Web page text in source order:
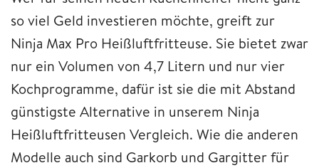
so viel Geld investieren möchte, greift zur
Ninja Max Pro Heißluftfritteuse. Sie bietet zwar
nur ein Volumen von 4,7 Litern und nur vier
Kochprogramme, dafür ist sie die mit Abstand
günstigste Alternative in unserem Ninja
Heißluftfritteusen Vergleich. Wie die anderen
Modelle auch sind Garkorb und Gargitter für